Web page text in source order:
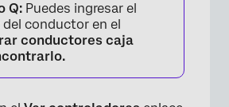
Q: Puedes ingresar el
del conductor en el
conductores caja